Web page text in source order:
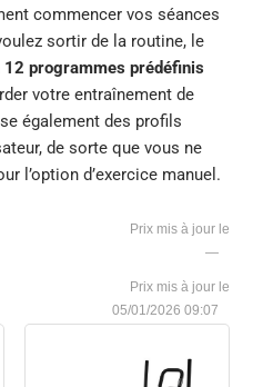
commencer vos séances
sortir de la routine, le
12 programmes prédéfinis
votre entraînement de
également des profils
de sorte que vous ne
l’option d’exercice manuel.
—
05/01/2026 09:07